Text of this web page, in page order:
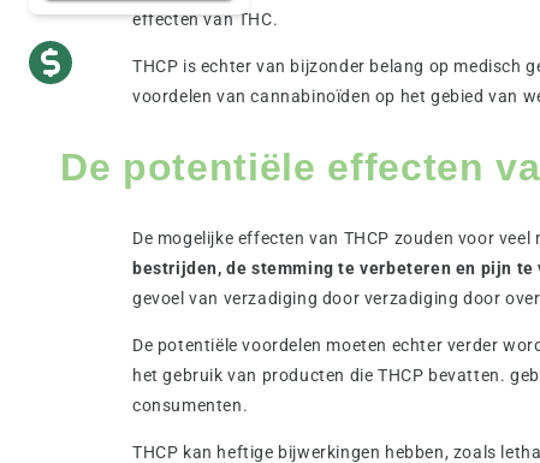
effecten van THC.
THCP is echter van bijzonder belang op medisch
voordelen van cannabinoïden op het gebied van
De potentiële effecten
De mogelijke effecten van THCP zouden voor
bestrijden, de stemming te verbeteren en pijn
gevoel van verzadiging door verzadiging door
De potentiële voordelen moeten echter verder
het gebruik van producten die THCP bevatten.
consumenten.
THCP kan heftige bijwerkingen hebben, zoals